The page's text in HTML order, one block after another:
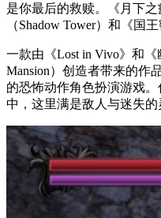
是你最后的救赎。《月下之
（Shadow Tower）和《国
一款由《Lost in Vivo》和《
Mansion）创造者带来的作
的恐怖动作角色扮演游戏
中，这里满是敌人与迷失的